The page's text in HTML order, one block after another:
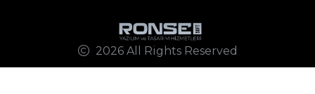
2026 All Rights Reserved